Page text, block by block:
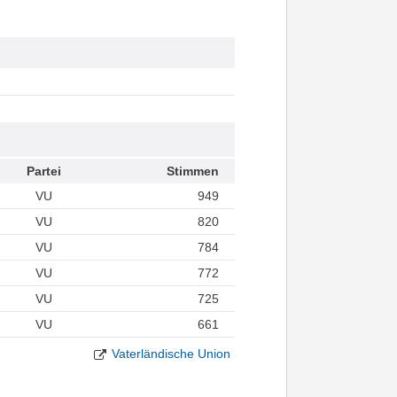
Partei
Stimmen
VU
949
VU
820
VU
784
VU
772
VU
725
VU 661
Vaterländische Union